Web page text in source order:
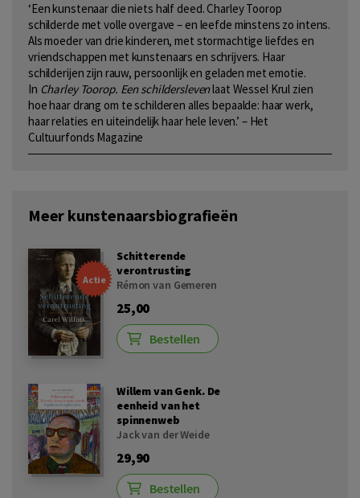
‘Een kunstenaar die niets half deed. Charley Toorop
schilderde met volle overgave – en leefde minstens zo intens.
Als moeder van drie kinderen, met stormachtige liefdes en
vriendschappen met kunstenaars en schrijvers. Haar
schilderijen zijn rauw, persoonlijk en geladen met emotie.
In Charley Toorop. Een schilderslevenlaat Wessel Krul zien
hoe haar drang om te schilderen alles bepaalde: haar werk,
haar relaties en uiteindelijk haar hele leven.’ – Het
Cultuurfonds Magazine
Meer kunstenaarsbiografieën
Actie
Schitterende
verontrusting
Rémon van Gemeren
25,00
Bestellen
Willem van Genk. De
eenheid van het
spinnenweb
Jack van der Weide
29,90
Bestellen